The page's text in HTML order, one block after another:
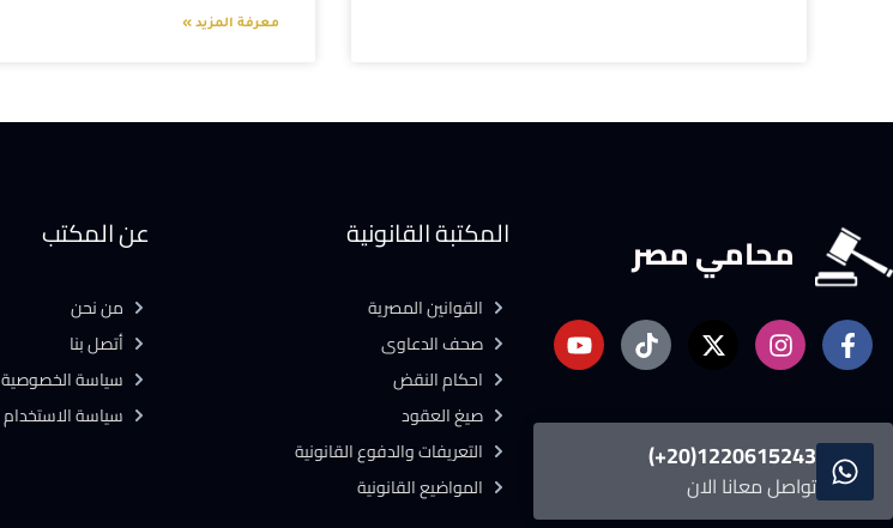
معرفة المزيد »
محامي مصر
1220615243(20+)
تواصل معانا الان
المكتبة القانونية
القوانين المصرية
صحف الدعاوى
احكام النقض
صيغ العقود
التعريفات والدفوع القانونية
المواضيع القانونية
عن المكتب
من نحن
أتصل بنا
سياسة الخصوصية
سياسة الاستخدام